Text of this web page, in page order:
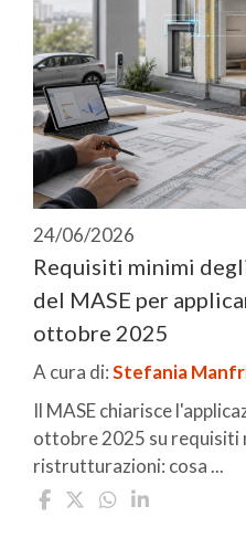
24/06/2026
Requisiti minimi
del MASE per
ottobre 2025
A cura di:Stefania
Il MASE chiarisce
ottobre 2025 su requisiti
ristrutturazioni: cosa ...